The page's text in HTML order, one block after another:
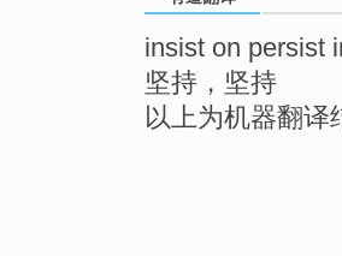
insist on persist
坚持，坚持
以上为机器翻